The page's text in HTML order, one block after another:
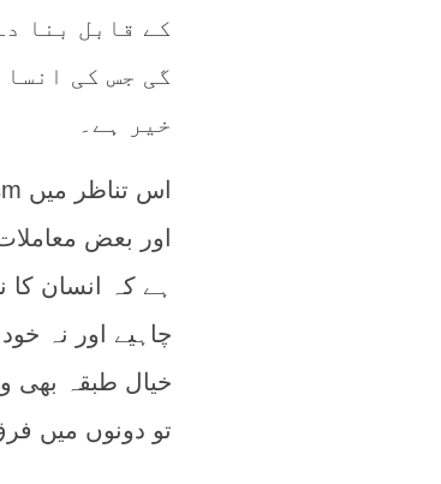
کے قابل بنا
گی جس کی
خیر ہے۔
اور بعض
ہے کہ انسان
چاہیے اور نہ خود
خیال طبقہ بھی
تو دونوں میں